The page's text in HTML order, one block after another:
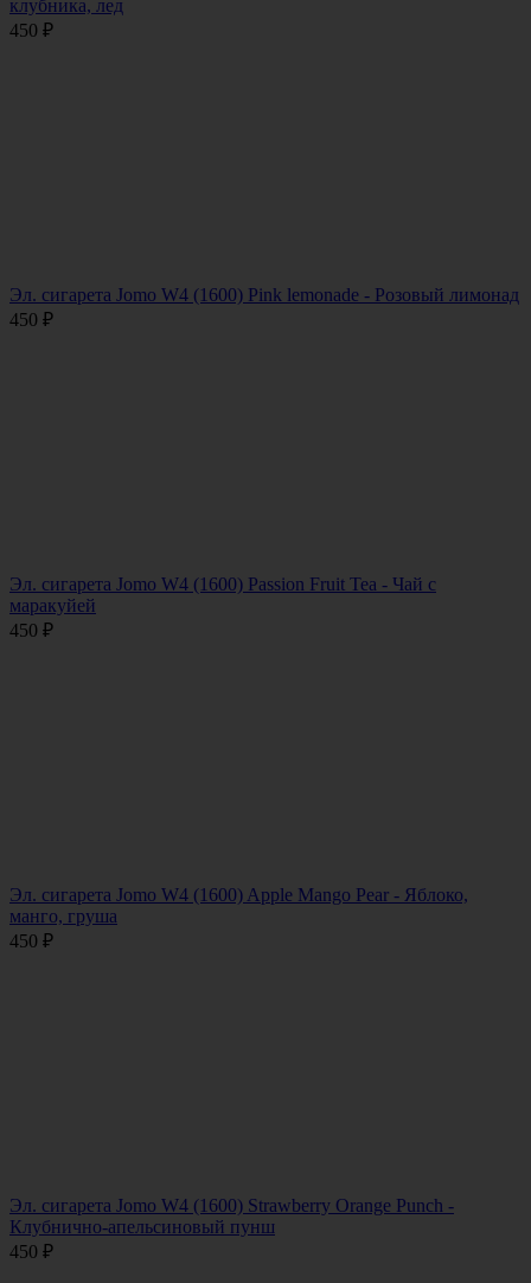
клубника, лед
450 ₽
Эл. сигарета Jomo W4 (1600) Pink lemonade - Розовый лимонад
450 ₽
Эл. сигарета Jomo W4 (1600) Passion Fruit Tea - Чай с
маракуйей
450 ₽
Эл. сигарета Jomo W4 (1600) Apple Mango Pear - Яблоко,
манго, груша
450 ₽
Эл. сигарета Jomo W4 (1600) Strawberry Orange Punch -
Клубнично-апельсиновый пунш
450 ₽